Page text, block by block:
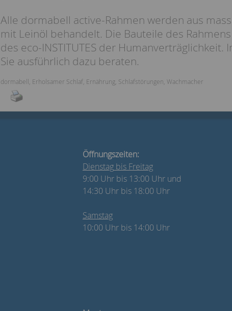
Alle dormabell active-Rahmen werden aus
mit Leinöl behandelt. Die Bauteile des
des eco-INSTITUTES der Humanverträglichkeit.
Sie ausführlich dazu beraten.
dormabell Erholsamer Schlaf Ernährung Schlafstörungen Wachmacher
Öffnungszeiten:
Dienstag bis Freitag
9:00 Uhr bis 13:00 Uhr und
14:30 Uhr bis 18:00 Uhr
Samstag
10:00 Uhr bis 14:00 Uhr